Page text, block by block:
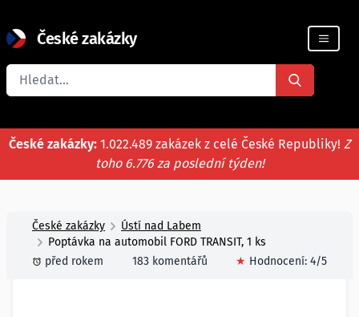
České zakázky
Registrace firmy
České zakázky: 1.022.489 zakázek z celé České Republiky! Z
toho 6.776 za poslední týden!
České zakázky
Ústí nad Labem
Poptávka na automobil FORD TRANSIT, 1 ks
před rokem
183 komentářů ★ Hodnocení: 4/5